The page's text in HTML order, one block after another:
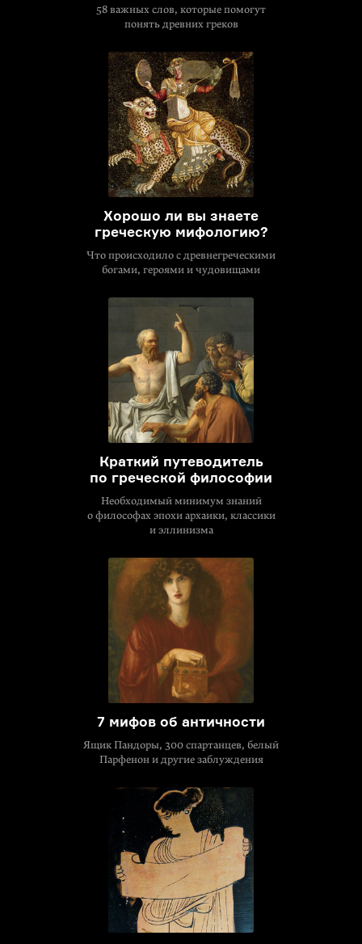
58 важных слов, которые помогут
понять древних греков
Хорошо ли вы знаете
греческую мифологию?
Что происходило с древнегреческими
богами, героями и чудовищами
Краткий путеводитель
по греческой философии
Необходимый минимум знаний
о философах эпохи архаики, классики
и эллинизма
7 мифов об античности
Ящик Пандоры, 300 спартанцев, белый
Парфенон и другие заблуждения